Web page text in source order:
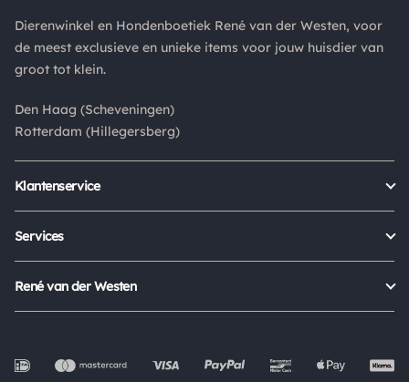
Dierenwinkel en Hondenboetiek René van der Westen, voor
de meest exclusieve en unieke items voor jouw huisdier van
groot tot klein.
Den Haag (Scheveningen)
Rotterdam (Hillegersberg)
Klantenservice
Status bestelling
Mijn account
Services
René van der Westen
Werken bij